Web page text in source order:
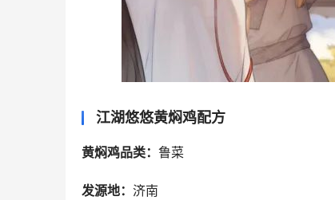
江湖悠悠黄焖鸡配方
黄焖鸡品类： 鲁菜
发源地： 济南